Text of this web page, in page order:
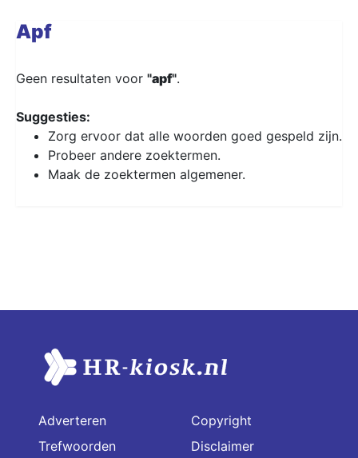
Apf
Geen resultaten voor "apf".
Suggesties:
Zorg ervoor dat alle woorden goed gespeld zijn.
Probeer andere zoektermen.
Maak de zoektermen algemener.
Adverteren
Trefwoorden
Copyright
Disclaimer